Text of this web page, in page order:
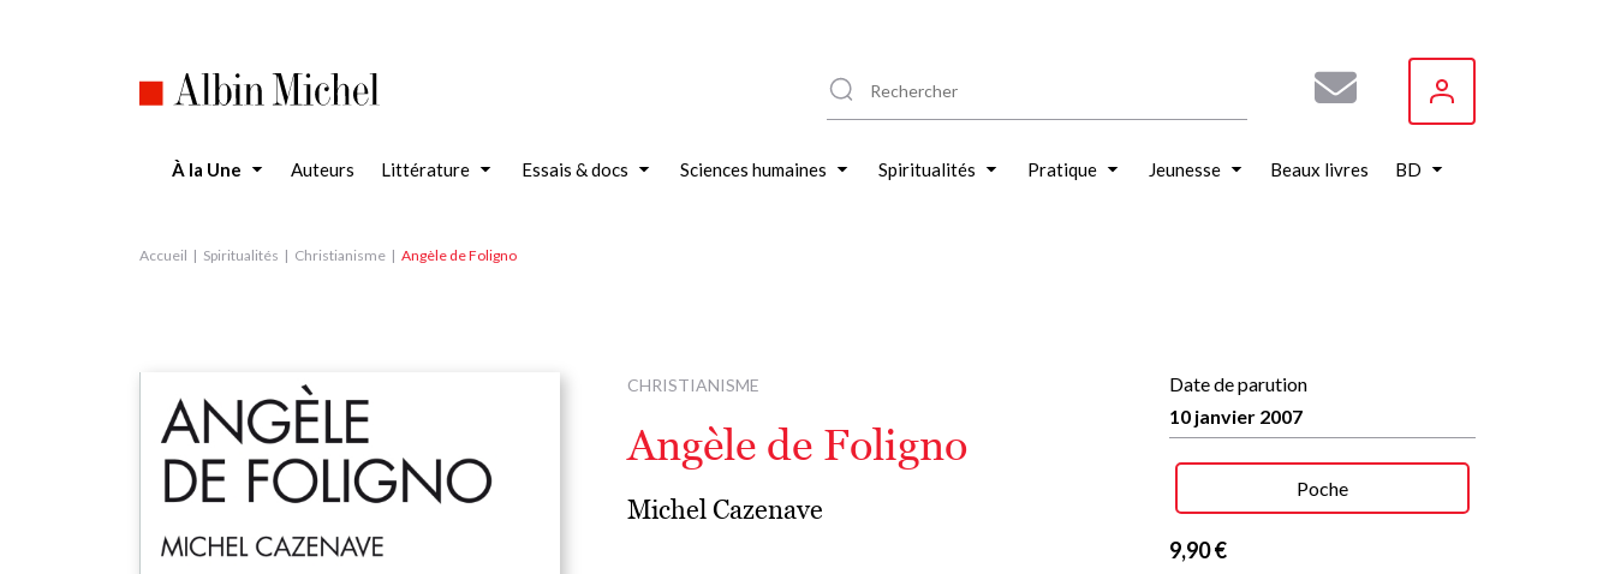
À la Une Auteurs Littérature Essais & docs Sciences humaines Spiritualités Pratique Jeunesse Beaux livres BD
Accueil Spiritualités Christianisme Angèle de Foligno
CHRISTIANISME
Angèle de Foligno
Michel Cazenave
Date de parution
10 janvier 2007
Poche
9,90 €